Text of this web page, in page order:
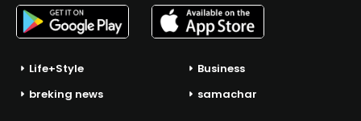
Life+Style
Business
breking news
samachar